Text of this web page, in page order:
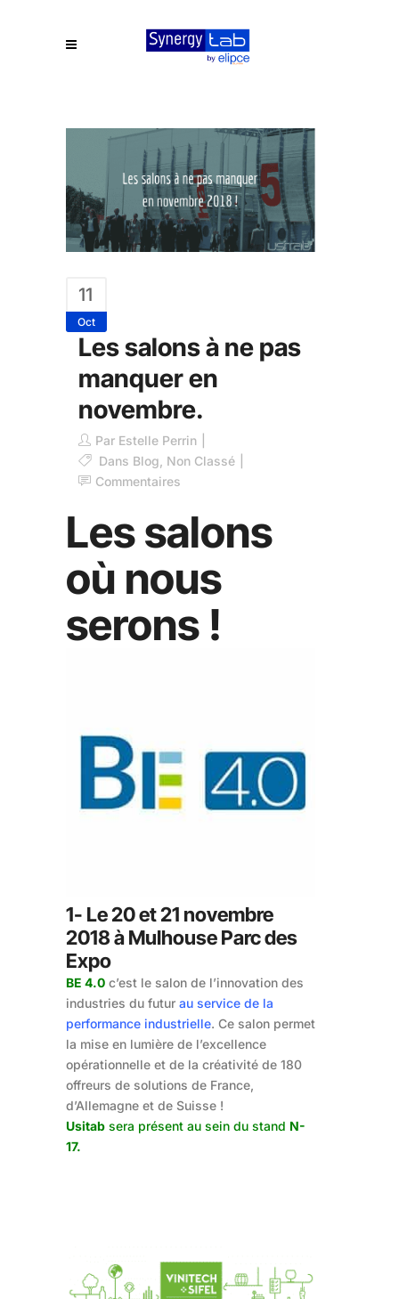
11
Oct
Les salons à ne pas
manquer en
novembre.
Par Estelle Perrin
Dans Blog Non Classé
Commentaires
Les salons
où nous
serons !
1- Le 20 et 21 novembre
2018 à Mulhouse Parc des
Expo
BE 4.0 c’est le salon de l’innovation des
industries du futur au service de la
performance industrielle. Ce salon permet
la mise en lumière de l’excellence
opérationnelle et de la créativité de 180
offreurs de solutions de France,
d’Allemagne et de Suisse !
Usitab sera présent au sein du stand N-
17.